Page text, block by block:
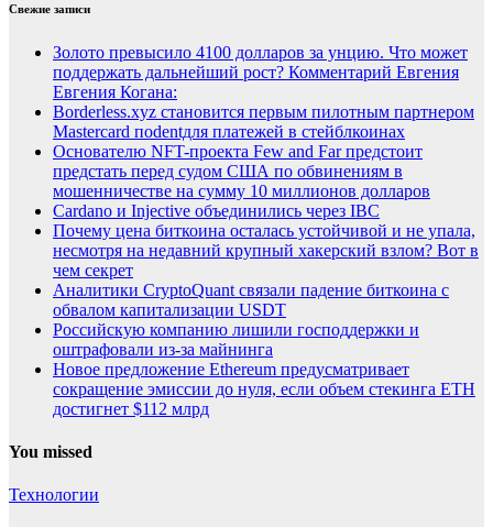
Свежие записи
Золото превысило 4100 долларов за унцию. Что может
поддержать дальнейший рост? Комментарий Евгения
Евгения Когана:
Borderless.xyz становится первым пилотным партнером
Mastercard поdentдля платежей в стейблкоинах
Основателю NFT-проекта Few and Far предстоит
предстать перед судом США по обвинениям в
мошенничестве на сумму 10 миллионов долларов
Cardano и Injective объединились через IBC
Почему цена биткоина осталась устойчивой и не упала,
несмотря на недавний крупный хакерский взлом? Вот в
чем секрет
Аналитики CryptoQuant связали падение биткоина с
обвалом капитализации USDT
Российскую компанию лишили господдержки и
оштрафовали из-за майнинга
Новое предложение Ethereum предусматривает
сокращение эмиссии до нуля, если объем стекинга ETH
достигнет $112 млрд
You missed
Технологии